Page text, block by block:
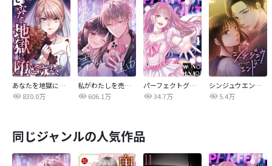
あなたを地獄に堕とすまで
830.0万
私がわたしを売る理由
606.1万
パーフェクトグリッター
34.7万
シンジュウエンド【タテヨミ】
5.4万
同じジャンルの人気作品